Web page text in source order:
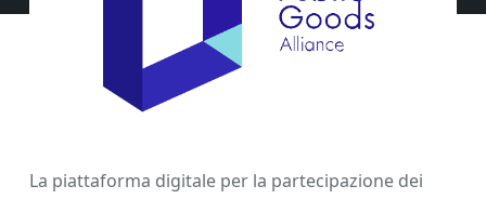
La piattaforma digitale per la partecipazione dei